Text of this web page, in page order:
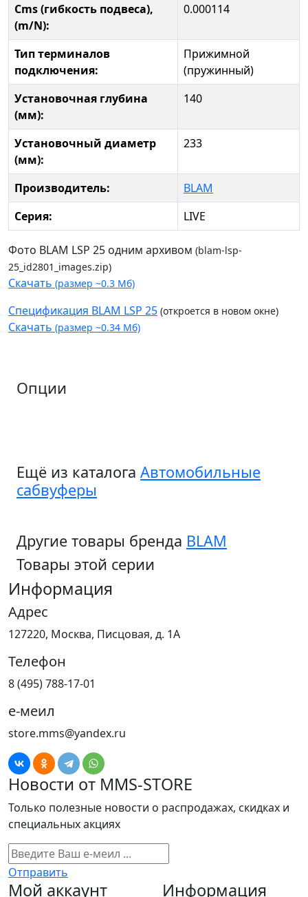
Cms (гибкость подвеса),
(m/N):
0.000114
Тип терминалов
подключения:
Прижимной
(пружинный)
Установочная глубина
(мм):
140
Установочный диаметр
(мм):
233
Производитель:
BLAM
Серия:
LIVE
Фото BLAM LSP 25 одним архивом (blam-lsp-
25_id2801_images.zip)
Скачать (размер ~0.3 Мб)
Спецификация BLAM LSP 25 (откроется в новом окне)
Скачать (размер ~0.34 Мб)
Опции
Ещё из каталога Автомобильные
сабвуферы
Другие товары бренда BLAM
Товары этой серии
Информация
Адрес
127220, Москва, Писцовая, д. 1А
Телефон
8 (495) 788-17-01
е-меил
store.mms@yandex.ru
Новости от MMS-STORE
Только полезные новости о распродажах, скидках и
специальных акциях
Отправить
Мой аккаунт Информация